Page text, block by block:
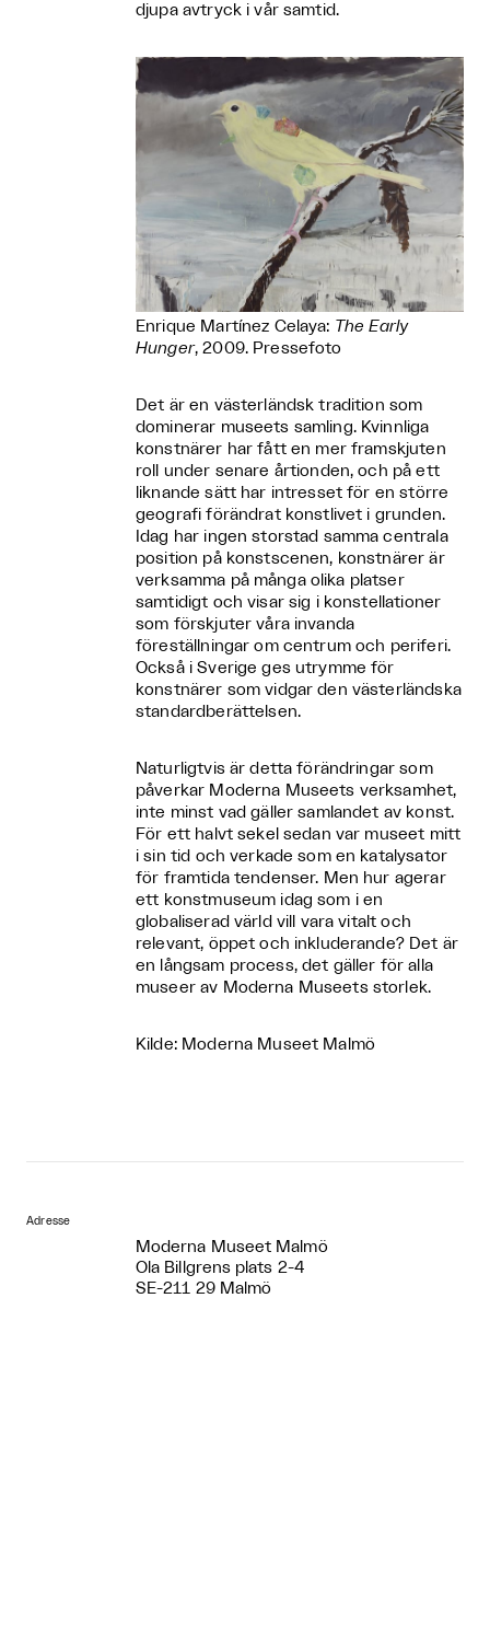
djupa avtryck i vår samtid.
Enrique Martínez Celaya: The Early
Hunger, 2009. Pressefoto
Det är en västerländsk tradition som
dominerar museets samling. Kvinnliga
konstnärer har fått en mer framskjuten
roll under senare årtionden, och på ett
liknande sätt har intresset för en större
geografi förändrat konstlivet i grunden.
Idag har ingen storstad samma centrala
position på konstscenen, konstnärer är
verksamma på många olika platser
samtidigt och visar sig i konstellationer
som förskjuter våra invanda
föreställningar om centrum och periferi.
Också i Sverige ges utrymme för
konstnärer som vidgar den västerländska
standardberättelsen.
Naturligtvis är detta förändringar som
påverkar Moderna Museets verksamhet,
inte minst vad gäller samlandet av konst.
För ett halvt sekel sedan var museet mitt
i sin tid och verkade som en katalysator
för framtida tendenser. Men hur agerar
ett konstmuseum idag som i en
globaliserad värld vill vara vitalt och
relevant, öppet och inkluderande? Det är
en långsam process, det gäller för alla
museer av Moderna Museets storlek.
Kilde: Moderna Museet Malmö
Adresse
Moderna Museet Malmö
Ola Billgrens plats 2-4
SE-211 29 Malmö